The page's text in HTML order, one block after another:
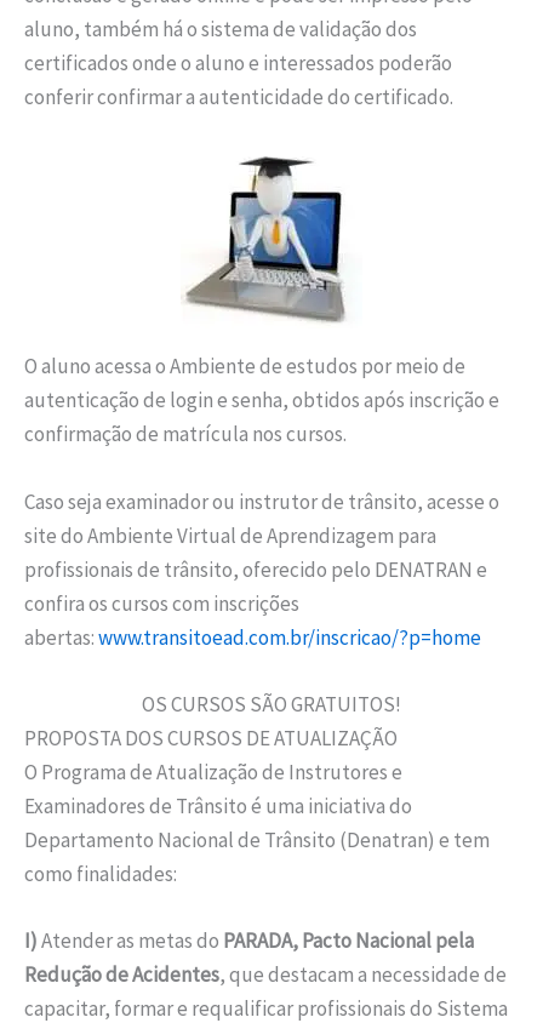
aluno, também há o sistema de validação dos
certificados onde o aluno e interessados poderão
conferir confirmar a autenticidade do certificado.
O aluno acessa o Ambiente de estudos por meio de
autenticação de login e senha, obtidos após inscrição e
confirmação de matrícula nos cursos.
Caso seja examinador ou instrutor de trânsito, acesse o
site do Ambiente Virtual de Aprendizagem para
profissionais de trânsito, oferecido pelo DENATRAN e
confira os cursos com inscrições
abertas:www.transitoead.com.br/inscricao/?p=home
OS CURSOS SÃO GRATUITOS!
PROPOSTA DOS CURSOS DE ATUALIZAÇÃO
O Programa de Atualização de Instrutores e
Examinadores de Trânsito é uma iniciativa do
Departamento Nacional de Trânsito (Denatran) e tem
como finalidades:
I)Atender as metas do PARADA, Pacto Nacional pela
Redução de Acidentes, que destacam a necessidade de
capacitar, formar e requalificar profissionais do Sistema